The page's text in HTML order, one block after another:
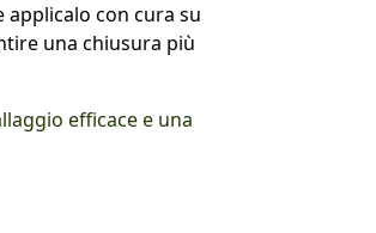
applicalo con cura su
una chiusura più
efficace e una